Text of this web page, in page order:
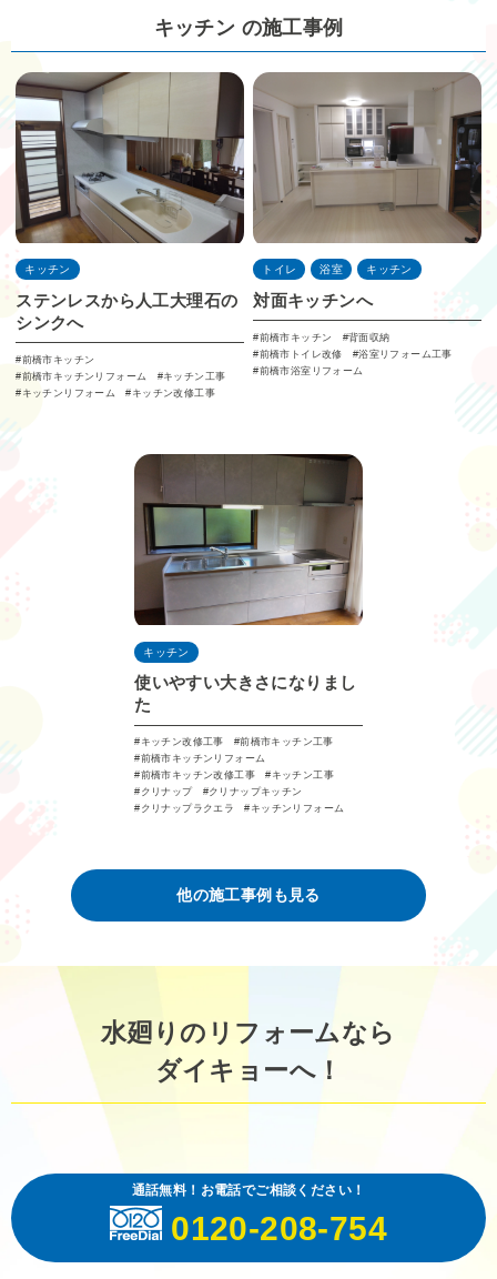
キッチン の施工事例
キッチン
ステンレスから人工大理石の
シンクへ
前橋市キッチン
前橋市キッチンリフォーム
キッチン工事
キッチンリフォーム
キッチン改修工事
トイレ 浴室 キッチン
対面キッチンへ
前橋市キッチン
背面収納
前橋市トイレ改修
浴室リフォーム工事
前橋市浴室リフォーム
キッチン
使いやすい大きさになりまし
た
キッチン改修工事
前橋市キッチン工事
前橋市キッチンリフォーム
前橋市キッチン改修工事
キッチン工事
クリナップ
クリナップキッチン
クリナップラクエラ
キッチンリフォーム
他の施⼯事例も見る
水廻りのリフォームなら
ダイキョーへ！
通話無料！お電話でご相談ください！
0120-208-754